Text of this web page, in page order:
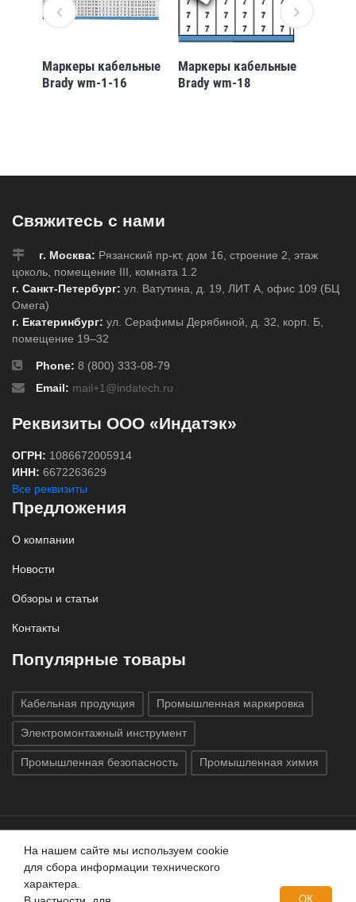
Маркеры кабельные
Brady wm-1-16
Маркеры кабельные
Brady wm-18
Свяжитесь с нами
г. Москва: Рязанский пр-кт, дом 16, строение 2, этаж
цоколь, помещение III, комната 1.2
г. Санкт-Петербург: ул. Ватутина, д. 19, ЛИТ А, офис 109 (БЦ
Омега)
г. Екатеринбург: ул. Серафимы Дерябиной, д. 32, корп. Б,
помещение 19–32
Phone: 8 (800) 333-08-79
Email: mail+1@indatech.ru
Реквизиты ООО «Индатэк»
ОГРН: 1086672005914
ИНН: 6672263629
Все реквизиты
Предложения
О компании
Новости
Обзоры и статьи
Контакты
Популярные товары
Кабельная продукция Промышленная маркировка
Электромонтажный инструмент
Промышленная безопасность Промышленная химия
Все права защищены © 2020 ГК «Индатэк»
защищены.Использование материалов с сайта запрещено.
Данный сайт не является публичной офертой, определяемой
На нашем сайте мы используем cookie
для сбора информации технического
характера.
ОК